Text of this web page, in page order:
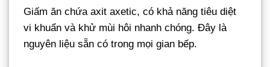
Giấm ăn chứa axit axetic, có khả năng tiêu diệt
vi khuẩn và khử mùi hôi nhanh chóng. Đây là
nguyên liệu sẵn có trong mọi gian bếp.